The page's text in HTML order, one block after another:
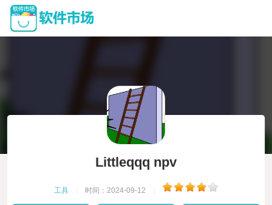
Littleqqq npv
工具 时间：2024-09-12